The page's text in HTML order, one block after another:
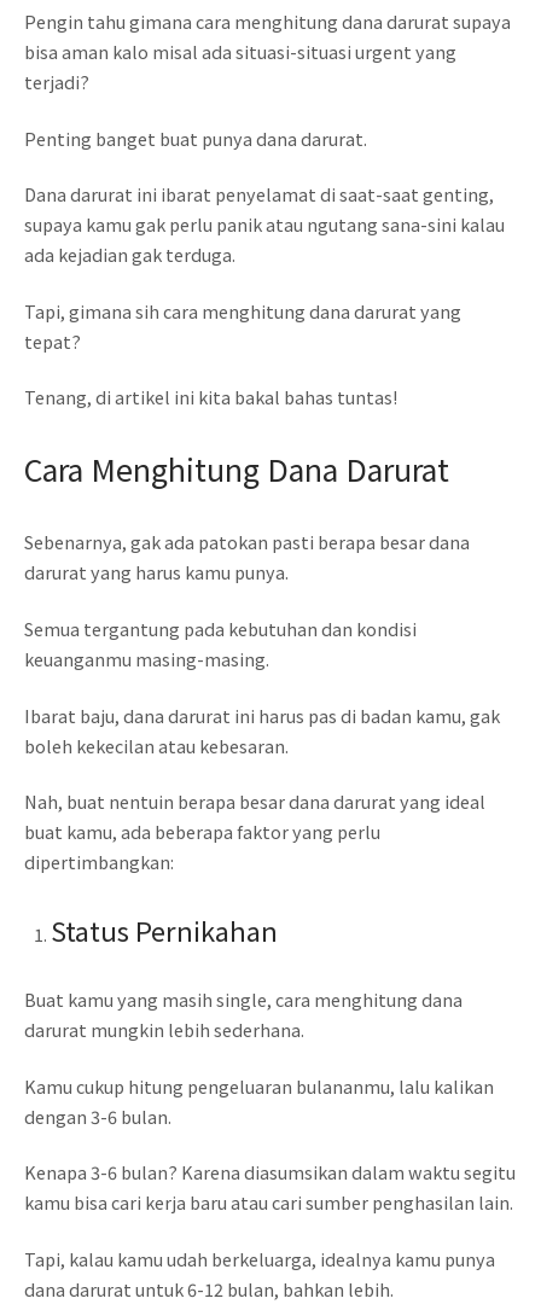
Pengin tahu gimana cara menghitung dana darurat supaya
bisa aman kalo misal ada situasi-situasi urgent yang
terjadi?
Penting banget buat punya dana darurat.
Dana darurat ini ibarat penyelamat di saat-saat genting,
supaya kamu gak perlu panik atau ngutang sana-sini kalau
ada kejadian gak terduga.
Tapi, gimana sih cara menghitung dana darurat yang
tepat?
Tenang, di artikel ini kita bakal bahas tuntas!
Cara Menghitung Dana Darurat
Sebenarnya, gak ada patokan pasti berapa besar dana
darurat yang harus kamu punya.
Semua tergantung pada kebutuhan dan kondisi
keuanganmu masing-masing.
Ibarat baju, dana darurat ini harus pas di badan kamu, gak
boleh kekecilan atau kebesaran.
Nah, buat nentuin berapa besar dana darurat yang ideal
buat kamu, ada beberapa faktor yang perlu
dipertimbangkan:
Status Pernikahan
Buat kamu yang masih single, cara menghitung dana
darurat mungkin lebih sederhana.
Kamu cukup hitung pengeluaran bulananmu, lalu kalikan
dengan 3-6 bulan.
Kenapa 3-6 bulan? Karena diasumsikan dalam waktu segitu
kamu bisa cari kerja baru atau cari sumber penghasilan lain.
Tapi, kalau kamu udah berkeluarga, idealnya kamu punya
dana darurat untuk 6-12 bulan, bahkan lebih.